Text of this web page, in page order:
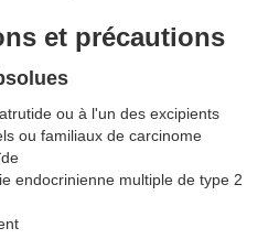
et précautions
ou à l'un des excipients
ou familiaux de carcinome
endocrinienne multiple de type 2